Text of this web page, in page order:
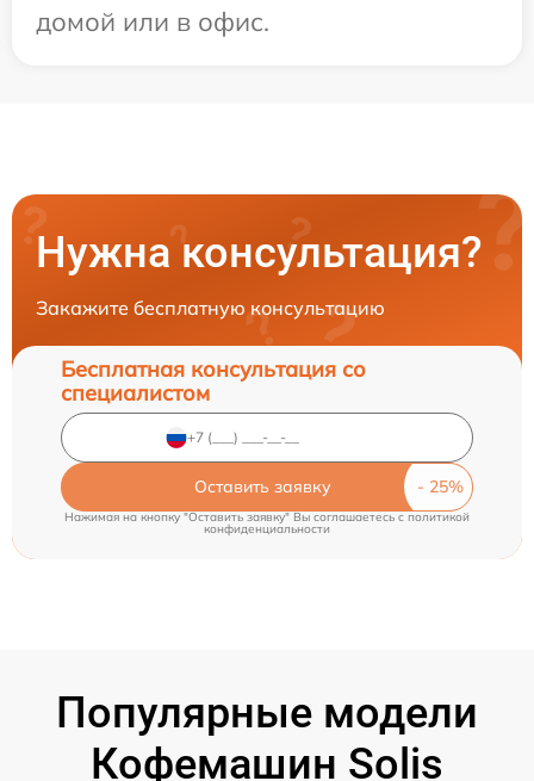
домой или в офис.
Нужна консультация?
Закажите бесплатную консультацию
Бесплатная консультация со
специалистом
Оставить заявку
Нажимая на кнопку "Оставить заявку" Вы соглашаетесь cполитикой
конфиденциальности
Популярные модели
Кофемашин Solis